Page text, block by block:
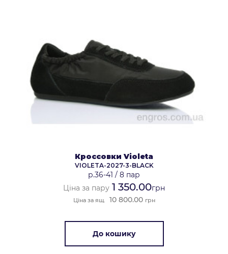
Кроссовки Violeta
VIOLETA-2027-3-BLACK
р.36-41 / 8 пар
Ціна за пару 1 350.00грн
Ціна за ящ. 10 800.00 грн
До кошику